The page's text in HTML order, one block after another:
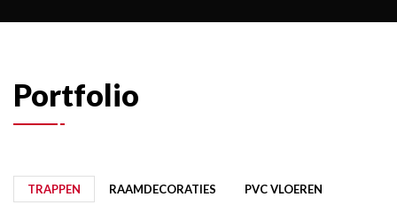
Portfolio
TRAPPEN RAAMDECORATIES PVC VLOEREN